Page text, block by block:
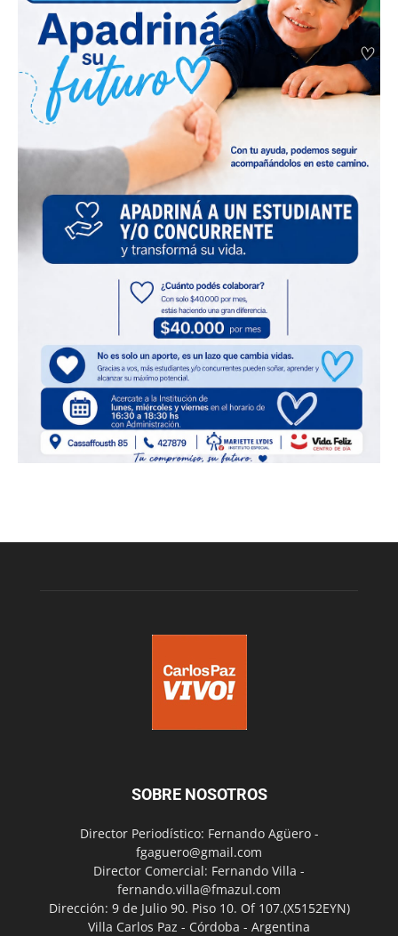
SOBRE NOSOTROS
Director Periodístico: Fernando Agüero -
fgaguero@gmail.com
Director Comercial: Fernando Villa -
fernando.villa@fmazul.com
Dirección: 9 de Julio 90. Piso 10. Of 107.(X5152EYN)
Villa Carlos Paz - Córdoba - Argentina